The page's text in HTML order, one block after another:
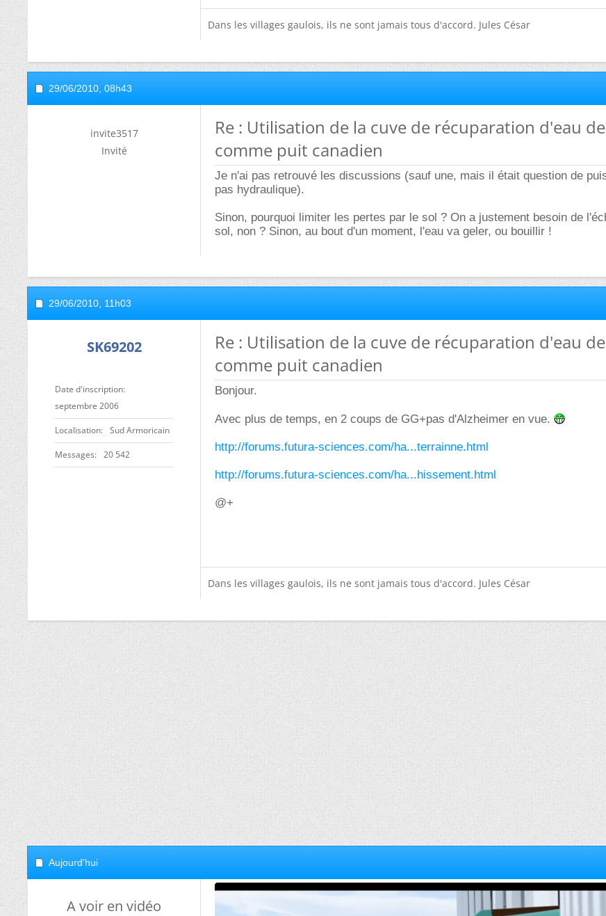
Dans les villages gaulois, ils ne sont jamais tous d'accord. Jules César
29/06/2010, 08h43
invite3517
Invité
Re : Utilisation de la cuve de récuparation d'eau
comme puit canadien
Je n'ai pas retrouvé les discussions (sauf une, mais il était question de
pas hydraulique).
Sinon, pourquoi limiter les pertes par le sol ? On a justement besoin de
sol, non ? Sinon, au bout d'un moment, l'eau va geler, ou bouillir !
29/06/2010, 11h03
SK69202
Date d'inscription
septembre 2006
Localisation Sud Armoricain
Messages 20 542
Re : Utilisation de la cuve de récuparation d'eau
comme puit canadien
Bonjour.
Avec plus de temps, en 2 coups de GG+pas d'Alzheimer en vue.
http://forums.futura-sciences.com/ha...terrainne.html
http://forums.futura-sciences.com/ha...hissement.html
@+
Dans les villages gaulois, ils ne sont jamais tous d'accord. Jules César
Aujourd'hui
A voir en vidéo